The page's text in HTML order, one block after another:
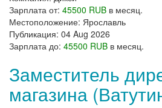
Зарплата от: 45500 RUB в месяц.
Местоположение: Ярославль
Публикация: 04 Aug 2026
Зарплата до: 45500 RUB в месяц.
Заместитель
магазина